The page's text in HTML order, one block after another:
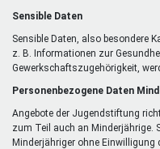
Sensible Daten
Sensible Daten, also besondere
z. B. Informationen zur
Gewerkschaftszugehörigkeit,
Personenbezogene Daten
Angebote der Jugendstiftung
zum Teil auch an Minderjährige.
Minderjähriger ohne Einwilligung